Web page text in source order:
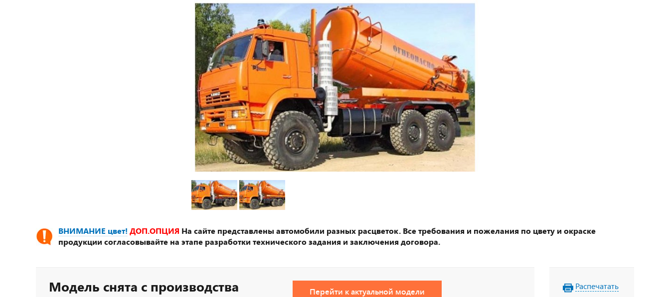
ВНИМАНИЕ цвет! ДОП.ОПЦИЯ На сайте представлены автомобили разных расцветок. Все требования и пожелания по цвету и окраске
продукции согласовывайте на этапе разработки технического задания и заключения договора.
Модель снята с производства Перейти к актуальной модели
Распечатать